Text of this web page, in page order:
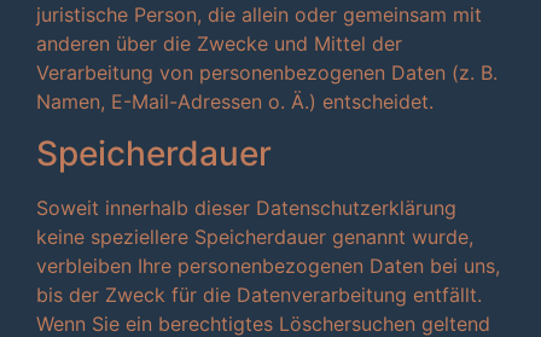
juristische Person, die allein oder gemeinsam mit
anderen über die Zwecke und Mittel der
Verarbeitung von personenbezogenen Daten (z. B.
Namen, E-Mail-Adressen o. Ä.) entscheidet.
Speicherdauer
Soweit innerhalb dieser Datenschutzerklärung
keine speziellere Speicherdauer genannt wurde,
verbleiben Ihre personenbezogenen Daten bei uns,
bis der Zweck für die Datenverarbeitung entfällt.
Wenn Sie ein berechtigtes Löschersuchen geltend